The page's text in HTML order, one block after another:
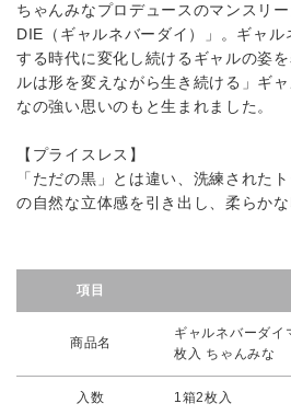
ちゃんみなプロデュースのマンスリ
DIE（ギャルネバーダイ）」。ギャ
する時代に変化し続けるギャルの姿
ルは形を変えながら生き続ける」ギ
なの強い思いのもと生まれました。
【プライスレス】
「ただの黒」とは違い、洗練された
の自然な立体感を引き出し、柔らかな
項目
商品名
ギャルネバーダイ
枚入 ちゃんみな
入数 1箱2枚入